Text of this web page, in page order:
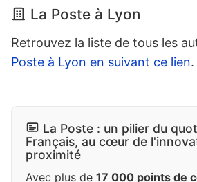
La Poste à Lyon
Retrouvez la liste de tous les
Poste à Lyon en suivant ce lien.
La Poste : un pilier du
Français, au cœur de
proximité
Avec plus de 17 000 points de